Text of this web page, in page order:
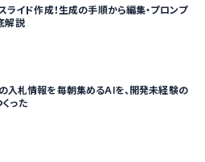
イド作成！生成の手順から編集・プロンプ
解説
入札情報を毎朝集めるAIを、開発未経験の
った